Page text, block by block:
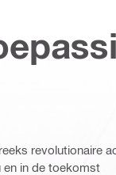
revolutionaire
en in de toekomst